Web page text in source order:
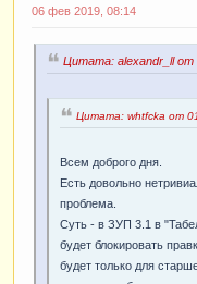
06 фев 2019, 08:14
Цитата: alexandr_ll от
Цитата: whtfcka от
Всем доброго дня.
Есть довольно
проблема.
Суть - в ЗУП 3.1 в
будет блокировать
будет только для